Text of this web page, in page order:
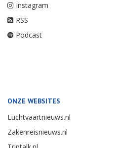
Instagram
RSS
Podcast
ONZE WEBSITES
Luchtvaartnieuws.nl
Zakenreisnieuws.nl